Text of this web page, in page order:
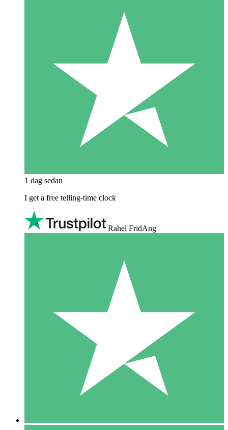
1 dag sedan
I get a free telling-time clock
Rahel FridAng